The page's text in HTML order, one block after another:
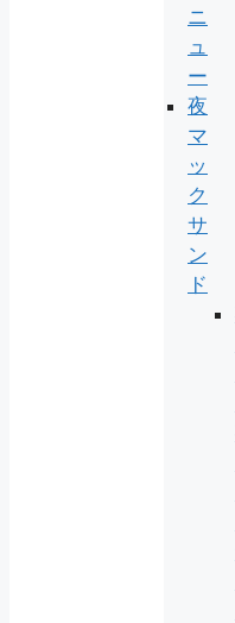
ニ
ュ
ー
夜
マ
ッ
ク
サ
ン
ド